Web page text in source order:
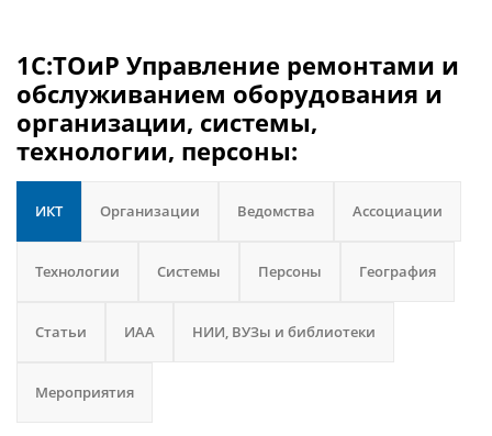
1С:ТОиР Управление ремонтами и
обслуживанием оборудования и
организации, системы,
технологии, персоны:
ИКТ Организации Ведомства Ассоциации
Технологии Системы Персоны География
Статьи ИАА НИИ, ВУЗы и библиотеки
Мероприятия